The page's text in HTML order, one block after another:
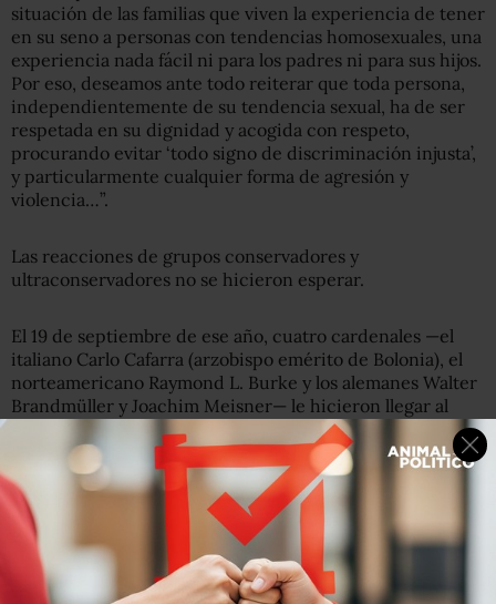
situación de las familias que viven la experiencia de tener
en su seno a personas con tendencias homosexuales, una
experiencia nada fácil ni para los padres ni para sus hijos.
Por eso, deseamos ante todo reiterar que toda persona,
independientemente de su tendencia sexual, ha de ser
respetada en su dignidad y acogida con respeto,
procurando evitar ‘todo signo de discriminación injusta’,
y particularmente cualquier forma de agresión y
violencia…”.
Las reacciones de grupos conservadores y
ultraconservadores no se hicieron esperar.
El 19 de septiembre de ese año, cuatro cardenales —el
italiano Carlo Cafarra (arzobispo emérito de Bolonia), el
norteamericano Raymond L. Burke y los alemanes Walter
Brandmüller y Joachim Meisner— le hicieron llegar al
papa un documento donde le pedían clarificar la
confusión que suscitaron algunos puntos de su Amoris
Laetitia. Al no recibir respuesta del sumo pontífice
decidieron hacer público el texto “Dubia” (Duda, en latín)
una carta con cinco preguntas donde entre varias
asuntos puntualizaban: “…queremos ayudar al papa a
prevenir divisiones y contraposiciones en la Iglesia,
pidiéndole que disipe toda ambigüedad”.